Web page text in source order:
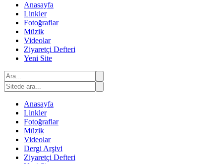
Anasayfa
Linkler
Fotoğraflar
Müzik
Videolar
Ziyaretçi Defteri
Yeni Site
Anasayfa
Linkler
Fotoğraflar
Müzik
Videolar
Dergi Arşivi
Ziyaretçi Defteri